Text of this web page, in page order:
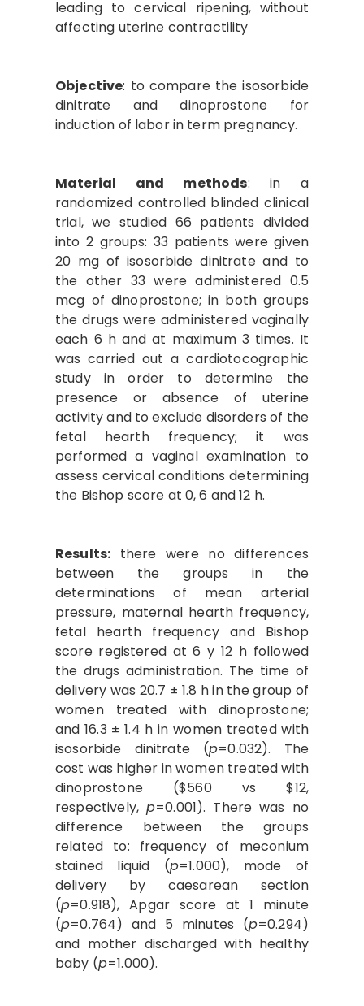
leading to cervical ripening, without
affecting uterine contractility
Objective: to compare the isosorbide
dinitrate and dinoprostone for
induction of labor in term pregnancy.
Material and methods: in a
randomized controlled blinded clinical
trial, we studied 66 patients divided
into 2 groups: 33 patients were given
20 mg of isosorbide dinitrate and to
the other 33 were administered 0.5
mcg of dinoprostone; in both groups
the drugs were administered vaginally
each 6 h and at maximum 3 times. It
was carried out a cardiotocographic
study in order to determine the
presence or absence of uterine
activity and to exclude disorders of the
fetal hearth frequency; it was
performed a vaginal examination to
assess cervical conditions determining
the Bishop score at 0, 6 and 12 h.
Results: there were no differences
between the groups in the
determinations of mean arterial
pressure, maternal hearth frequency,
fetal hearth frequency and Bishop
score registered at 6 y 12 h followed
the drugs administration. The time of
delivery was 20.7 ± 1.8 h in the group of
women treated with dinoprostone;
and 16.3 ± 1.4 h in women treated with
isosorbide dinitrate (p=0.032). The
cost was higher in women treated with
dinoprostone ($560 vs $12,
respectively, p=0.001). There was no
difference between the groups
related to: frequency of meconium
stained liquid (p=1.000), mode of
delivery by caesarean section
(p=0.918), Apgar score at 1 minute
(p=0.764) and 5 minutes (p=0.294)
and mother discharged with healthy
baby (p=1.000).